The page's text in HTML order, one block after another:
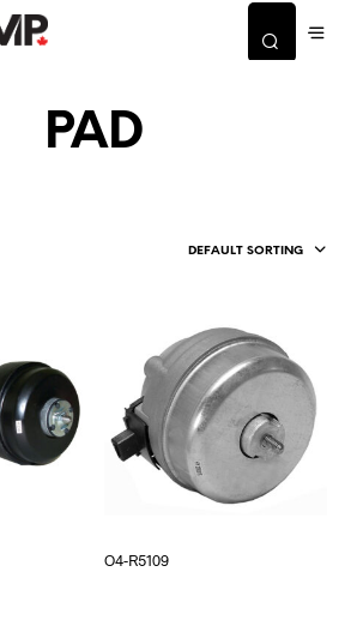
PAD
DEFAULT SORTING
O4-R5109